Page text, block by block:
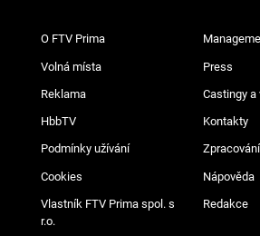
O FTV Prima
Volná místa Press
Reklama Castingy a
HbbTV Kontakty
Podmínky užívání
Cookies Nápověda
Vlastník FTV Prima spol. s
r.o.
Redakce